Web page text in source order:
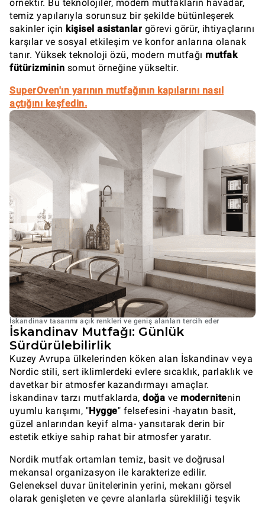
örnektir. Bu teknolojiler, modern mutfakların havadar,
temiz yapılarıyla sorunsuz bir şekilde bütünleşerek
sakinler için kişisel asistanlar görevi görür, ihtiyaçlarını
karşılar ve sosyal etkileşim ve konfor anlarına olanak
tanır. Yüksek teknoloji özü, modern mutfağı mutfak
fütürizminin somut örneğine yükseltir.
SuperOven'ın yarının mutfağının kapılarını nasıl
açtığını keşfedin.
İskandinav tasarımı açık renkleri ve geniş alanları tercih eder
İskandinav Mutfağı: Günlük
Sürdürülebilirlik
Kuzey Avrupa ülkelerinden köken alan İskandinav veya
Nordic stili, sert iklimlerdeki evlere sıcaklık, parlaklık ve
davetkar bir atmosfer kazandırmayı amaçlar.
İskandinav tarzı mutfaklarda, doğa ve modernitenin
uyumlu karışımı, "Hygge" felsefesini -hayatın basit,
güzel anlarından keyif alma- yansıtarak derin bir
estetik etkiye sahip rahat bir atmosfer yaratır.
Nordik mutfak ortamları temiz, basit ve doğrusal
mekansal organizasyon ile karakterize edilir.
Geleneksel duvar ünitelerinin yerini, mekanı görsel
olarak genişleten ve çevre alanlarla sürekliliği teşvik